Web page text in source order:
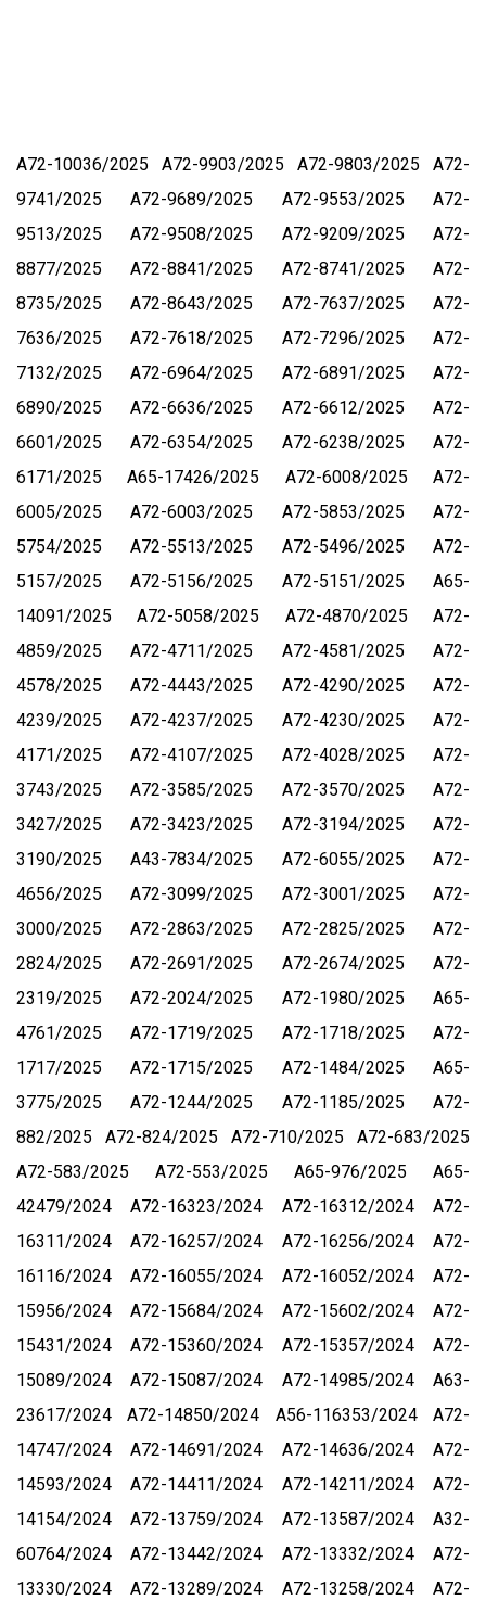
А72-10036/2025 А72-9903/2025 А72-9803/2025
А72-
9741/2025
А72-9689/2025 А72-9553/2025
А72-
9513/2025
А72-9508/2025 А72-9209/2025
А72-
8877/2025
А72-8841/2025 А72-8741/2025
А72-
8735/2025
А72-8643/2025 А72-7637/2025
А72-
7636/2025
А72-7618/2025 А72-7296/2025
А72-
7132/2025
А72-6964/2025 А72-6891/2025
А72-
6890/2025
А72-6636/2025 А72-6612/2025
А72-
6601/2025
А72-6354/2025 А72-6238/2025
А72-
6171/2025
А65-17426/2025 А72-6008/2025
А72-
6005/2025
А72-6003/2025 А72-5853/2025
А72-
5754/2025
А72-5513/2025 А72-5496/2025
А72-
5157/2025
А72-5156/2025 А72-5151/2025
А65-
14091/2025
А72-5058/2025 А72-4870/2025
А72-
4859/2025
А72-4711/2025 А72-4581/2025
А72-
4578/2025
А72-4443/2025 А72-4290/2025
А72-
4239/2025
А72-4237/2025 А72-4230/2025
А72-
4171/2025
А72-4107/2025 А72-4028/2025
А72-
3743/2025
А72-3585/2025 А72-3570/2025
А72-
3427/2025
А72-3423/2025 А72-3194/2025
А72-
3190/2025
А43-7834/2025 А72-6055/2025
А72-
4656/2025
А72-3099/2025 А72-3001/2025
А72-
3000/2025
А72-2863/2025 А72-2825/2025
А72-
2824/2025
А72-2691/2025 А72-2674/2025
А72-
2319/2025
А72-2024/2025 А72-1980/2025
А65-
4761/2025
А72-1719/2025 А72-1718/2025
А72-
1717/2025
А72-1715/2025 А72-1484/2025
А65-
3775/2025
А72-1244/2025 А72-1185/2025
А72-
882/2025
А72-824/2025 А72-710/2025
А72-683/2025
А72-583/2025
А72-553/2025 А65-976/2025
А65-
42479/2024
А72-16323/2024 А72-16312/2024
А72-
16311/2024
А72-16257/2024 А72-16256/2024
А72-
16116/2024
А72-16055/2024 А72-16052/2024
А72-
15956/2024
А72-15684/2024 А72-15602/2024
А72-
15431/2024
А72-15360/2024 А72-15357/2024
А72-
15089/2024
А72-15087/2024 А72-14985/2024
А63-
23617/2024
А72-14850/2024 А56-116353/2024
А72-
14747/2024
А72-14691/2024 А72-14636/2024
А72-
14593/2024
А72-14411/2024 А72-14211/2024
А72-
14154/2024
А72-13759/2024 А72-13587/2024
А32-
60764/2024
А72-13442/2024 А72-13332/2024
А72-
13330/2024
А72-13289/2024 А72-13258/2024
А72-